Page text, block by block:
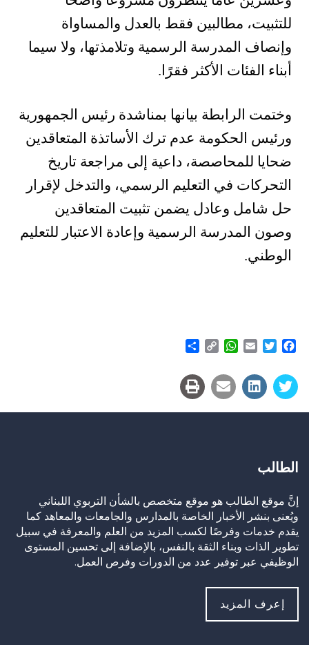
للتثبيت، مطالبين فقط بالعدل والمساواة
وإنصاف المدرسة الرسمية وتلامذتها، ولا سيما
أبناء الفئات الأكثر فقرًا.
وختمت الرابطة بيانها بمناشدة رئيس الجمهورية
ورئيس الحكومة عدم ترك الأساتذة المتعاقدين
ضحايا للمحاصصة، داعية إلى مراجعة تاريخ
التحركات في التعليم الرسمي، والتدخل لإقرار
حل شامل وعادل يضمن تثبيت المتعاقدين
وصون المدرسة الرسمية وإعادة الاعتبار للتعليم
الوطني.
Facebook
Twitter
Email
WhatsApp
Copy
الطالب
إنَّ موقع الطالب هو موقع متخصص بالشأن التربوي اللبناني
ويُعنى بنشر الأخبار الخاصة بالمدارس والجامعات والمعاهد كما
يقدم خدمات وفرصًا لكسب المزيد من العلم والمعرفة في سبيل
تطوير الذات وبناء الثقة بالنفس، بالإضافة إلى تحسين المستوى
الوظيفي عبر توفير عدد من الدورات وفرص العمل.
إعرف المزيد